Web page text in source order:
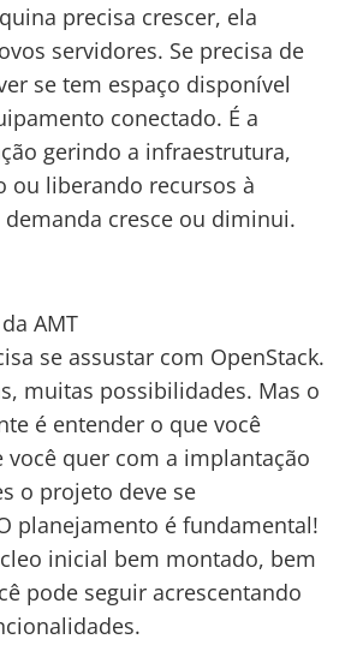
precisa crescer, ela
servidores. Se precisa de
se tem espaço disponível
conectado. É a
gerindo a infraestrutura,
ou liberando recursos à
cresce ou diminui.
AMT
se assustar com OpenStack.
muitas possibilidades. Mas o
é entender o que você
você quer com a implantação
o projeto deve se
planejamento é fundamental!
inicial bem montado, bem
pode seguir acrescentando